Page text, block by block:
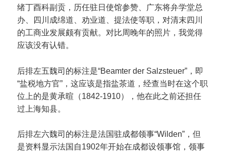
绪丁酉科副贡，历任驻日使馆参赞、广东将弁学堂总
办、四川成绵道、劝业道、提法使等职，对清末四川
的工商业发展颇有贡献。对比周晚年的照片，我觉得
应该没有认错。
后排左五魏司的标注是“Beamter der Salzsteuer”，即
“盐税地方官”，这应该是指盐茶道，经查当时在这个职
位上的是黄承暄（1842-1910），他在此之前还担任
过上海知县。
后排左六魏司的标注是法国驻成都领事“Wilden”，但
是资料显示法国自1902年开始在成都设领事馆，领事